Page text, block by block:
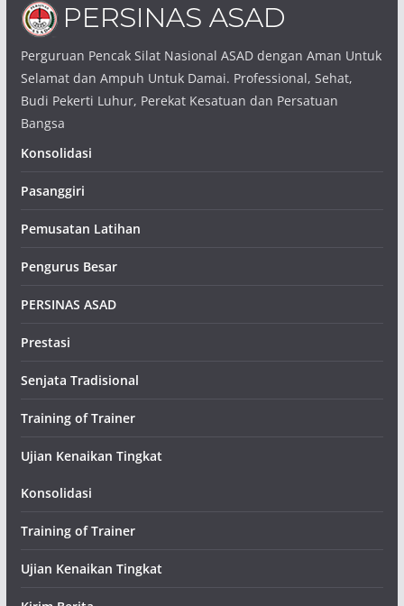
Perguruan Pencak Silat Nasional ASAD dengan Aman Untuk
Selamat dan Ampuh Untuk Damai. Professional, Sehat,
Budi Pekerti Luhur, Perekat Kesatuan dan Persatuan
Bangsa
Konsolidasi
Pasanggiri
Pemusatan Latihan
Pengurus Besar
PERSINAS ASAD
Prestasi
Senjata Tradisional
Training of Trainer
Ujian Kenaikan Tingkat
Konsolidasi
Training of Trainer
Ujian Kenaikan Tingkat